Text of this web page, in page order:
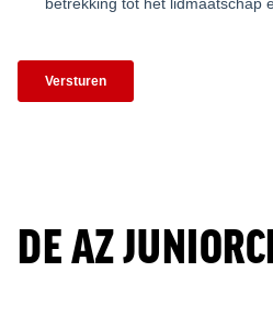
DE AZ